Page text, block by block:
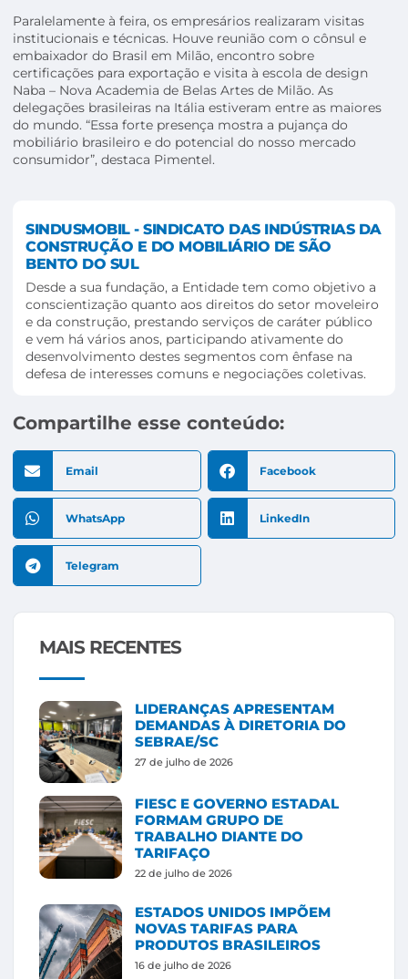
Paralelamente à feira, os empresários realizaram visitas
institucionais e técnicas. Houve reunião com o cônsul e
embaixador do Brasil em Milão, encontro sobre
certificações para exportação e visita à escola de design
Naba – Nova Academia de Belas Artes de Milão. As
delegações brasileiras na Itália estiveram entre as maiores
do mundo. “Essa forte presença mostra a pujança do
mobiliário brasileiro e do potencial do nosso mercado
consumidor”, destaca Pimentel.
SINDUSMOBIL - SINDICATO DAS INDÚSTRIAS DA
CONSTRUÇÃO E DO MOBILIÁRIO DE SÃO
BENTO DO SUL
Desde a sua fundação, a Entidade tem como objetivo a
conscientização quanto aos direitos do setor moveleiro
e da construção, prestando serviços de caráter público
e vem há vários anos, participando ativamente do
desenvolvimento destes segmentos com ênfase na
defesa de interesses comuns e negociações coletivas.
Compartilhe esse conteúdo:
Email Facebook
WhatsApp LinkedIn
Telegram
MAIS RECENTES
LIDERANÇAS APRESENTAM
DEMANDAS À DIRETORIA DO
SEBRAE/SC
27 de julho de 2026
FIESC E GOVERNO ESTADAL
FORMAM GRUPO DE
TRABALHO DIANTE DO
TARIFAÇO
22 de julho de 2026
ESTADOS UNIDOS IMPÕEM
NOVAS TARIFAS PARA
PRODUTOS BRASILEIROS
16 de julho de 2026